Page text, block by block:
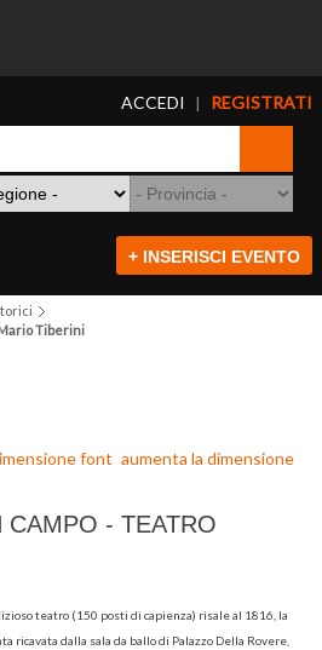
ACCEDI | REGISTRATI
+ INSERISCI EVENTO
Tiberini
font aumenta la dimensione
- TEATRO
teatro (150 posti di capienza) risale al 1816, la
ricavata dalla sala da ballo di Palazzo Della Rovere,